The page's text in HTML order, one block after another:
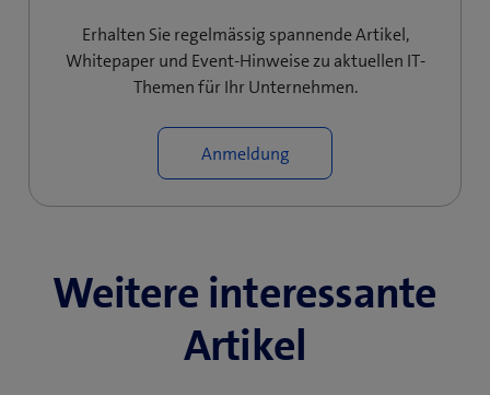
Erhalten Sie regelmässig spannende Artikel,
Whitepaper und Event-Hinweise zu aktuellen IT-
Themen für Ihr Unternehmen.
Anmeldung
Weitere interessante
Artikel